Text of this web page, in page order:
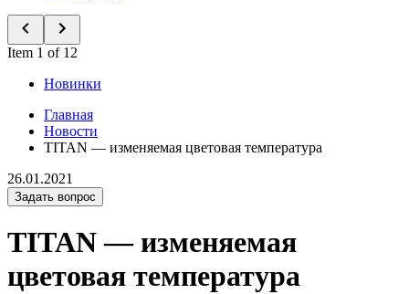
Item 1 of 12
Новинки
Главная
Новости
TITAN — изменяемая цветовая температура
26.01.2021
Задать вопрос
TITAN — изменяемая
цветовая температура